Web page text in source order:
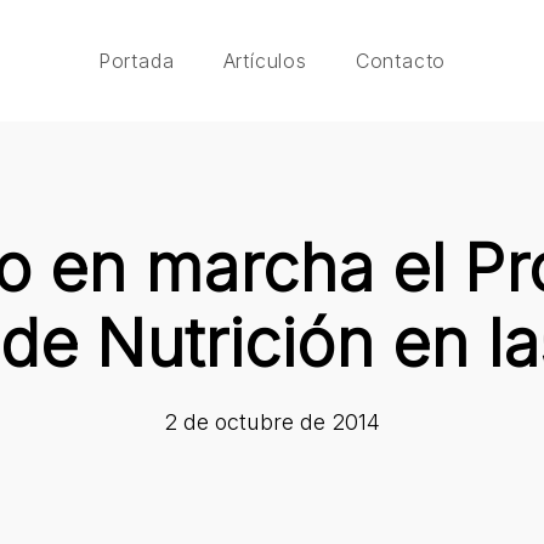
Portada Artículos Contacto
en marcha el
Nutrición en
2 de octubre de 2014